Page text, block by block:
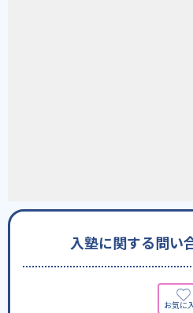
入塾に関する問い